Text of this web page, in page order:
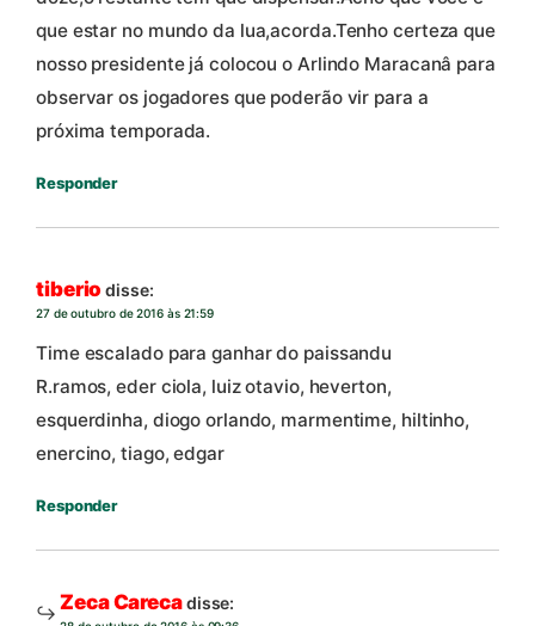
que estar no mundo da lua,acorda.Tenho certeza que
nosso presidente já colocou o Arlindo Maracanâ para
observar os jogadores que poderão vir para a
próxima temporada.
Responder
tiberio disse:
27 de outubro de 2016 às 21:59
Time escalado para ganhar do paissandu
R.ramos, eder ciola, luiz otavio, heverton,
esquerdinha, diogo orlando, marmentime, hiltinho,
enercino, tiago, edgar
Responder
Zeca Carecadisse: